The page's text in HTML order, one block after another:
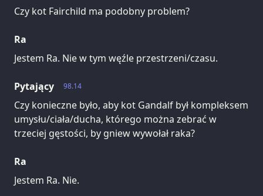
Czy kot Fairchild ma podobny problem?
Ra
Jestem Ra. Nie w tym węźle przestrzeni/czasu.
98.14
Pytający
Czy konieczne było, aby kot Gandalf był kompleksem
umysłu/ciała/ducha, którego można zebrać w
trzeciej gęstości, by gniew wywołał raka?
Ra
Jestem Ra. Nie.